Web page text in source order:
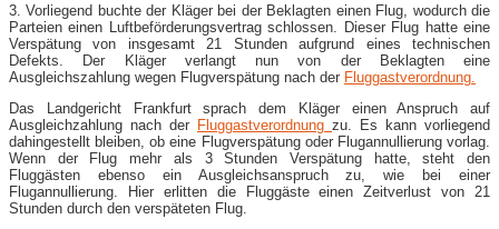
3. Vorliegend buchte der Kläger bei der Beklagten einen Flug, wodurch die
Parteien einen Luftbeförderungsvertrag schlossen. Dieser Flug hatte eine
Verspätung von insgesamt 21 Stunden aufgrund eines technischen
Defekts. Der Kläger verlangt nun von der Beklagten eine
Ausgleichszahlung wegen Flugverspätung nach der Fluggastverordnung.
Das Landgericht Frankfurt sprach dem Kläger einen Anspruch auf
Ausgleichzahlung nach der Fluggastverordnung zu. Es kann vorliegend
dahingestellt bleiben, ob eine Flugverspätung oder Flugannullierung vorlag.
Wenn der Flug mehr als 3 Stunden Verspätung hatte, steht den
Fluggästen ebenso ein Ausgleichsanspruch zu, wie bei einer
Flugannullierung. Hier erlitten die Fluggäste einen Zeitverlust von 21
Stunden durch den verspäteten Flug.